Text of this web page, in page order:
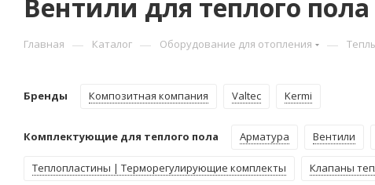
Вентили для теплого пола
Главная — Каталог — Оборудование для отопления —
Бренды Композитная компания Valtec Kermi
Комплектующие для теплого пола Арматура Вентили
Теплопластины | Терморегулирующие комплекты Клапаны